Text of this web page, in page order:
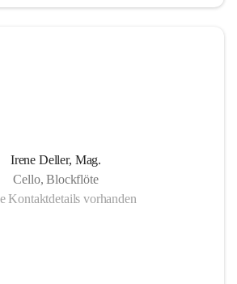
im künstlerischen Einzelunterricht
Ensembles. Damit ist gewährleistet,
die Möglichkeit hat, sein erlerntes
Irene Deller, Mag.
Cello, Blockflöte
Kontaktdetails vorhanden